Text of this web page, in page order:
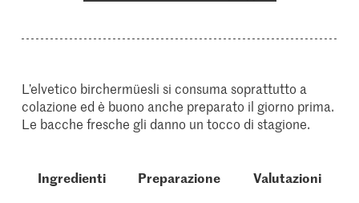
L’elvetico birchermüesli si consuma soprattutto a
colazione ed è buono anche preparato il giorno prima.
Le bacche fresche gli danno un tocco di stagione.
Ingredienti Preparazione Valutazioni